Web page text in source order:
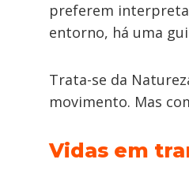
preferem
entorno, há uma
Trata-se da
movimento. Mas
Vidas em